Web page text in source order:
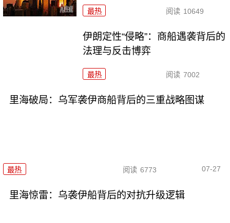
最热 阅读 10649
伊朗定性“侵略”：商船遇袭背后的
法理与反击博弈
最热 阅读 7002
里海破局：乌军袭伊商船背后的三重战略图谋
最热 阅读 6773 07-27
里海惊雷：乌袭伊船背后的对抗升级逻辑